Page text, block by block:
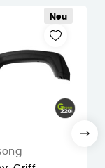
Neu